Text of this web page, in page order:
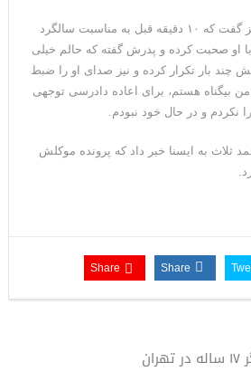
رهگیری اهداف متخاصم در نزدیکی جزیره
هرمز پایان بحران نیست؛ خطر جنگ همچنان
وقتی دشمنی با پهلوی جای نجات
همچنین فرزند این متهم نیز گفت که ۱۰ دقیقه قبل به مناسبت سالگرد
حدود ۳ دقیقه با او صحبت کرده و پدرش گفته که حالم خیلی
بار تکرار کرده و نیز صدای او را ضبط
بیگناه هستم، برای اعاده دادرسی توجهی
نکردم و در حال خود نبودم.
ثلاث به ایسنا خبر داد که پرونده موکلش
Share
Share